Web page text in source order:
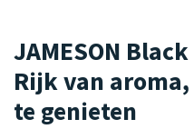
JAMESON
Rijk van
te genieten